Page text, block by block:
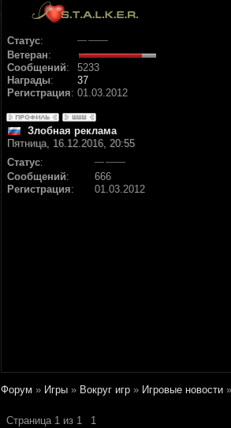
Статус:
Ветеран:
Сообщений:
5233
Награды:
37
Регистрация: 01.03.2012
Злобная реклама
Пятница, 16.12.2016, 20:55
Статус:
Сообщений:
666
Регистрация: 01.03.2012
Форум » Игры » Вокруг игр » Игровые новости »
Страница 1 из 1 1